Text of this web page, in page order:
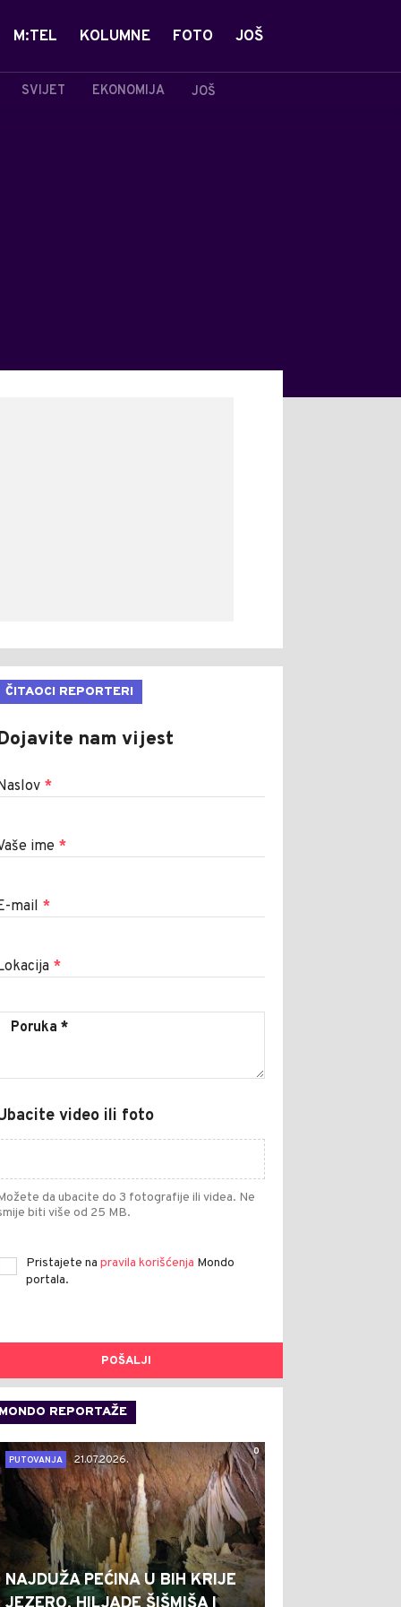
SVIJET EKONOMIJA JOŠ
M:TEL KOLUMNE FOTO JOŠ
ČITAOCI REPORTERI
nam vijest
*
ime *
mail *
*
video ili foto
da ubacite do 3 fotografije ili videa. Ne
biti više od 25 MB.
Pristajete na pravila korišćenja Mondo
portala.
POŠALJI
MONDO REPORTAŽE
0
PUTOVANJA
21.07.2026.
NAJDUŽA PEĆINA U BIH KRIJE